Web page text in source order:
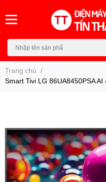
Trang chủ /
Smart Tivi LG 86UA8450PSA